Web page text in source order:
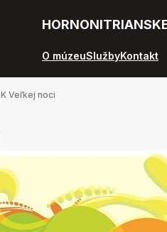
O múzeuSlužbyKontakt
K Veľkej noci